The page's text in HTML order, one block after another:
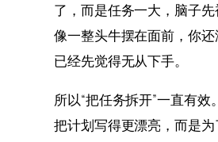
了，而是任务一大，脑子
像一整头牛摆在面前，你
已经先觉得无从下手。
所以“把任务拆开”一直有效
把计划写得更漂亮，而是